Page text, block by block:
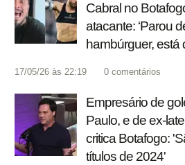
Cabral no
atacante: ‘Parou
hambúrguer, está
17/05/26 às 22:19 0 comentários
Empresário de
Paulo, e de ex-
critica Botafogo:
títulos de 2024'